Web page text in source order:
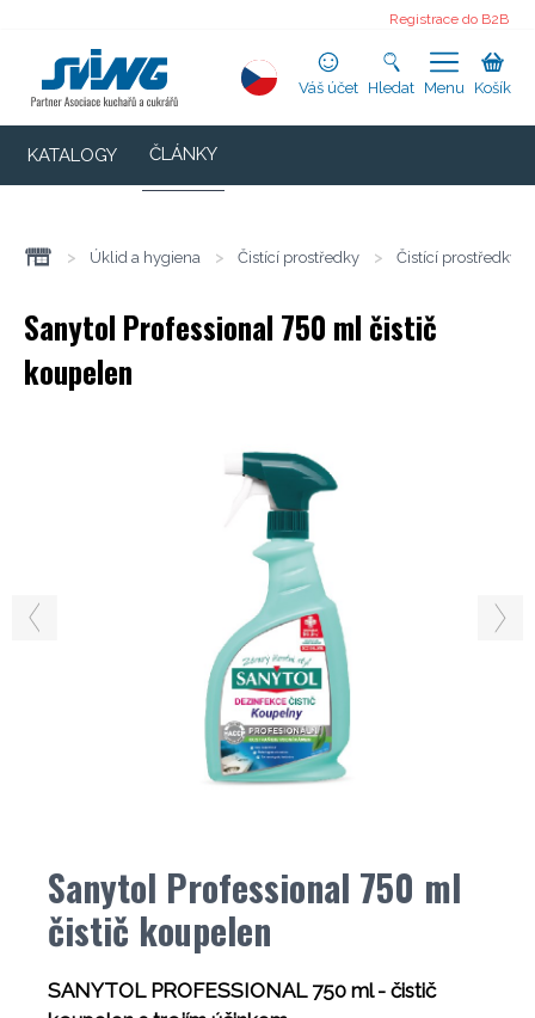
Registrace do B2B
Váš účet Hledat Menu Košík
KATALOGY ČLÁNKY
> Úklid a hygiena > Čistící prostředky > Čistící prostředky
Sanytol Professional 750 ml čistič
koupelen
Sanytol Professional 750 ml
čistič koupelen
SANYTOL PROFESSIONAL 750 ml - čistič